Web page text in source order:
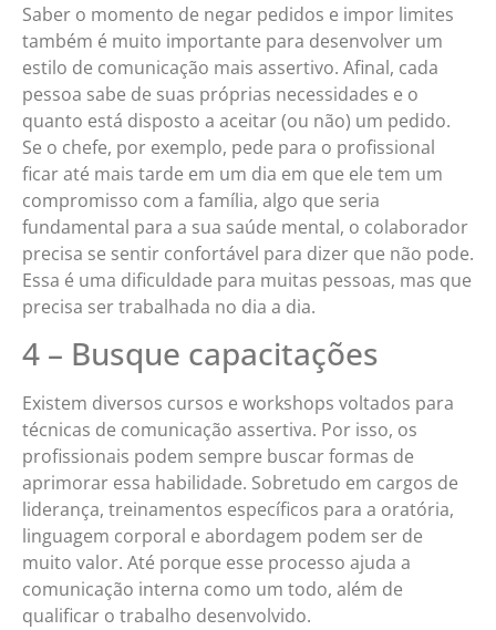
Saber o momento de negar pedidos e impor limites
também é muito importante para desenvolver um
estilo de comunicação mais assertivo. Afinal, cada
pessoa sabe de suas próprias necessidades e o
quanto está disposto a aceitar (ou não) um pedido.
Se o chefe, por exemplo, pede para o profissional
ficar até mais tarde em um dia em que ele tem um
compromisso com a família, algo que seria
fundamental para a sua saúde mental, o colaborador
precisa se sentir confortável para dizer que não pode.
Essa é uma dificuldade para muitas pessoas, mas que
precisa ser trabalhada no dia a dia.
4 – Busque capacitações
Existem diversos cursos e workshops voltados para
técnicas de comunicação assertiva. Por isso, os
profissionais podem sempre buscar formas de
aprimorar essa habilidade. Sobretudo em cargos de
liderança, treinamentos específicos para a oratória,
linguagem corporal e abordagem podem ser de
muito valor. Até porque esse processo ajuda a
comunicação interna como um todo, além de
qualificar o trabalho desenvolvido.